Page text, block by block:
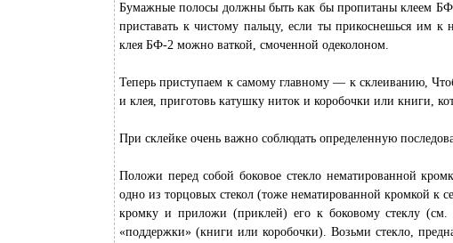
Бумажные полосы должны быть как бы пропитаны клеем БФ-
приставать к чистому пальцу, если ты прикоснешься им
клея БФ-2 можно ваткой, смоченной одеколоном.
Теперь приступаем к самому главному — к склеиванию,
и клея, приготовь катушку ниток и коробочки или книги,
При склейке очень важно соблюдать определенную
Положи перед собой боковое стекло нематированной
одно из торцовых стекол (тоже нематированной кромкой к
кромку и приложи (приклей) его к боковому стеклу
«поддержки» (книги или коробочки). Возьми стекло,